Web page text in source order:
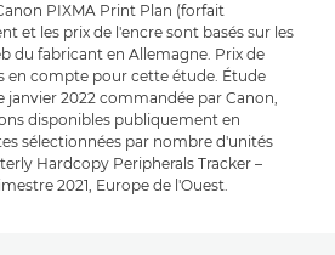
PIXMA Print Plan (forfait
et les prix de l'encre sont basés sur les
du fabricant en Allemagne. Prix de
en compte pour cette étude. Étude
2022 commandée par Canon,
disponibles publiquement en
sélectionnées par nombre d'unités
Hardcopy Peripherals Tracker –
2021, Europe de l'Ouest.